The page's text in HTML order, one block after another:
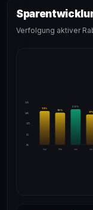
Verfolgung aktiver
24%
18%
12%
6%
0%
Apr
19%
Mai
18%
Jun
20%
Jul
17%